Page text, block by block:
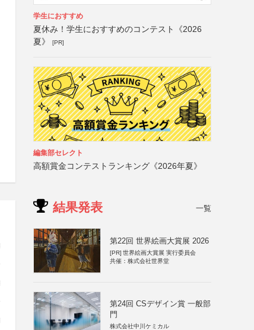
学生におすすめ
夏休み！学生におすすめのコンテスト《2026
夏》
[PR]
編集部セレクト
高額賞金コンテストランキング《2026年夏》
結果発表 一覧
第22回 世界絵画大賞展 2026
[PR] 世界絵画大賞展 実行委員会
共催：株式会社世界堂
第24回 CSデザイン賞 一般部
門
株式会社中川ケミカル